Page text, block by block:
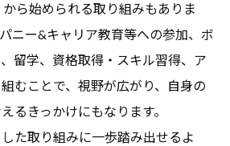
ら始められる取り組みもありま
ニー&キャリア教育等への参加、ボ
留学、資格取得・スキル習得、ア
むことで、視野が広がり、自身の
るきっかけにもなります。
た取り組みに一歩踏み出せるよ